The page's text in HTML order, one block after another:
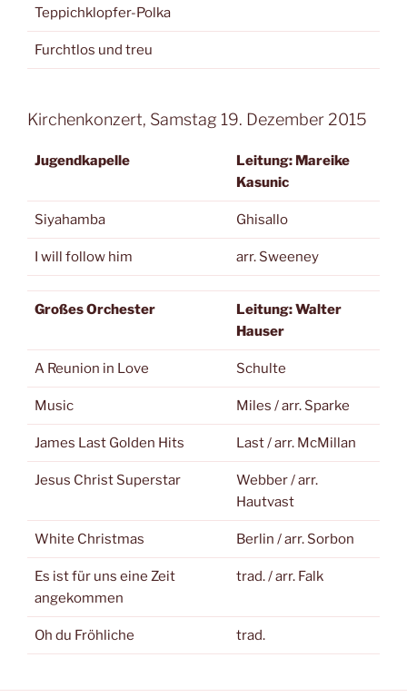
Teppichklopfer-Polka
Furchtlos und treu
Kirchenkonzert, Samstag 19. Dezember 2015
Jugendkapelle
Leitung: Mareike
Kasunic
Siyahamba Ghisallo
I will follow him arr. Sweeney
Großes Orchester
Leitung: Walter
Hauser
A Reunion in Love Schulte
Music Miles / arr. Sparke
James Last Golden Hits Last / arr. McMillan
Jesus Christ Superstar
Webber / arr.
Hautvast
White Christmas Berlin / arr. Sorbon
Es ist für uns eine Zeit
angekommen
trad. / arr. Falk
Oh du Fröhliche trad.